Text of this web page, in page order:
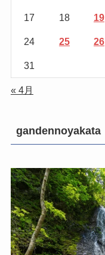
17 18 19
24 25 26
31
« 4月
gandennoyakata